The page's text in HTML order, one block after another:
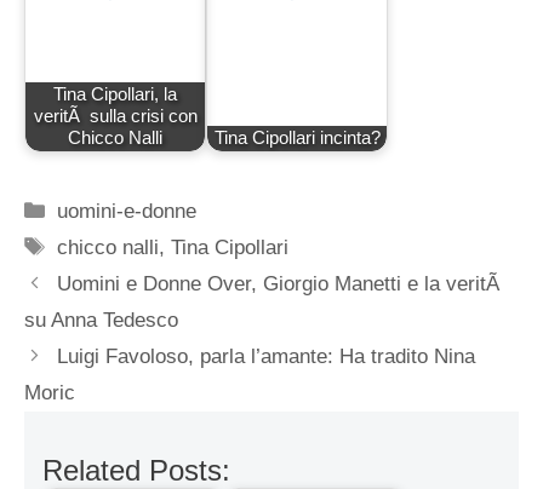
Tina Cipollari, la
veritÃ sulla crisi con
Chicco Nalli
Tina Cipollari incinta?
Categorie
uomini-e-donne
Tag
chicco nalli,Tina Cipollari
Uomini e Donne Over, Giorgio Manetti e la veritÃ
su Anna Tedesco
Luigi Favoloso, parla l’amante: Ha tradito Nina
Moric
Related Posts: